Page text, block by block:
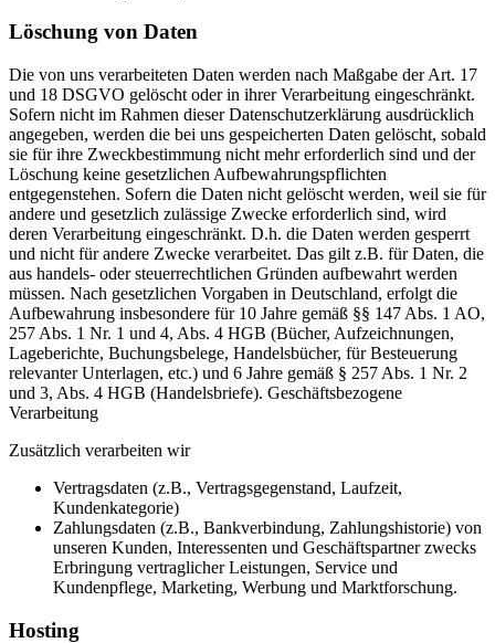
Löschung von Daten
Die von uns verarbeiteten Daten werden nach Maßgabe der Art. 17
und 18 DSGVO gelöscht oder in ihrer Verarbeitung eingeschränkt.
Sofern nicht im Rahmen dieser Datenschutzerklärung ausdrücklich
angegeben, werden die bei uns gespeicherten Daten gelöscht, sobald
sie für ihre Zweckbestimmung nicht mehr erforderlich sind und der
Löschung keine gesetzlichen Aufbewahrungspflichten
entgegenstehen. Sofern die Daten nicht gelöscht werden, weil sie für
andere und gesetzlich zulässige Zwecke erforderlich sind, wird
deren Verarbeitung eingeschränkt. D.h. die Daten werden gesperrt
und nicht für andere Zwecke verarbeitet. Das gilt z.B. für Daten, die
aus handels- oder steuerrechtlichen Gründen aufbewahrt werden
müssen. Nach gesetzlichen Vorgaben in Deutschland, erfolgt die
Aufbewahrung insbesondere für 10 Jahre gemäß §§ 147 Abs. 1 AO,
257 Abs. 1 Nr. 1 und 4, Abs. 4 HGB (Bücher, Aufzeichnungen,
Lageberichte, Buchungsbelege, Handelsbücher, für Besteuerung
relevanter Unterlagen, etc.) und 6 Jahre gemäß § 257 Abs. 1 Nr. 2
und 3, Abs. 4 HGB (Handelsbriefe). Geschäftsbezogene
Verarbeitung
Zusätzlich verarbeiten wir
Vertragsdaten (z.B., Vertragsgegenstand, Laufzeit,
Kundenkategorie)
Zahlungsdaten (z.B., Bankverbindung, Zahlungshistorie) von
unseren Kunden, Interessenten und Geschäftspartner zwecks
Erbringung vertraglicher Leistungen, Service und
Kundenpflege, Marketing, Werbung und Marktforschung.
Hosting